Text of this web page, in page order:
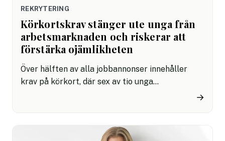
REKRYTERING
Körkortskrav stänger ute unga från
arbetsmarknaden och riskerar att
förstärka ojämlikheten
Över hälften av alla jobbannonser innehåller
krav på körkort, där sex av tio unga
→